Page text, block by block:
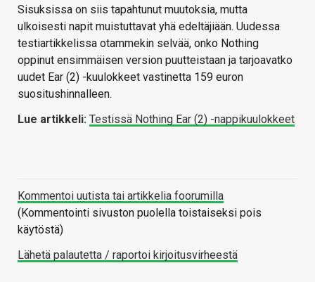
Sisuksissa on siis tapahtunut muutoksia, mutta
ulkoisesti napit muistuttavat yhä edeltäjiään. Uudessa
testiartikkelissa otammekin selvää, onko Nothing
oppinut ensimmäisen version puutteistaan ja tarjoavatko
uudet Ear (2) -kuulokkeet vastinetta 159 euron
suositushinnalleen.
Lue artikkeli: Testissä Nothing Ear (2) -nappikuulokkeet
Kommentoi uutista tai artikkelia foorumilla
(Kommentointi sivuston puolella toistaiseksi pois
käytöstä)
Lähetä palautetta / raportoi kirjoitusvirheestä